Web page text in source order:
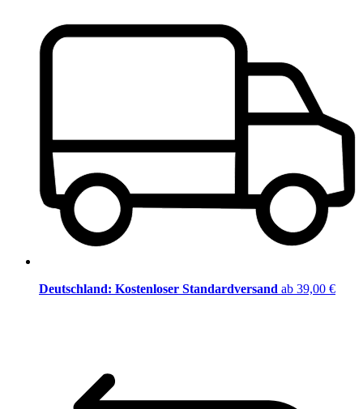
Deutschland: Kostenloser Standardversand ab 39,00 €